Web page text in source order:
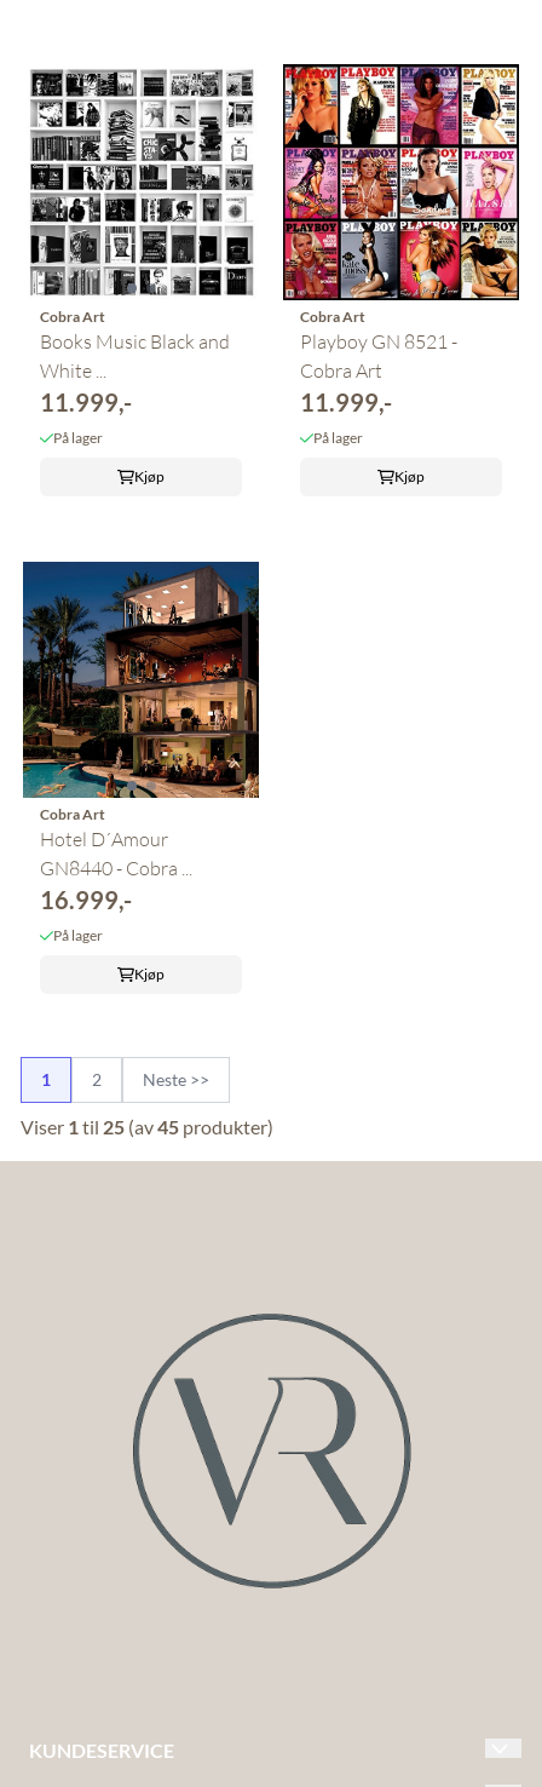
Cobra Art
Books Music Black and
White ...
11.999,-
På lager
Kjøp
Cobra Art
Playboy GN 8521 -
Cobra Art
11.999,-
På lager
Kjøp
Cobra Art
Hotel D´Amour
GN8440 - Cobra ...
16.999,-
På lager
Kjøp
1 2 Neste >>
Viser 1til 25(av45produkter)
KUNDESERVICE